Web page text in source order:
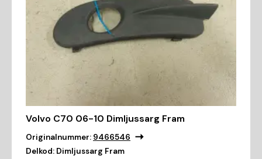
Volvo C70 06-10 Dimljussarg Fram
Originalnummer: 9466546
Delkod: Dimljussarg Fram